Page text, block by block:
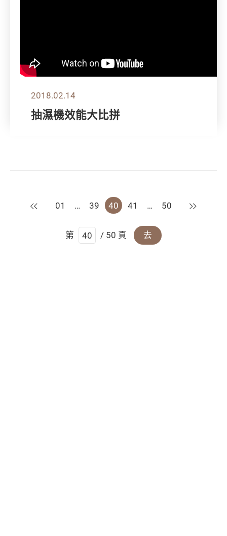
2018.02.14
抽濕機效能大比拼
上一頁
01 … 39 40 41 … 50 下一頁
第 / 50 頁 去